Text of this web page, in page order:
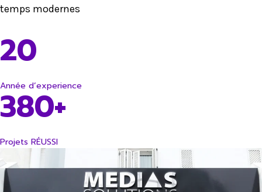
temps modernes
20
Année d’experience
380+
Projets RÉUSSI